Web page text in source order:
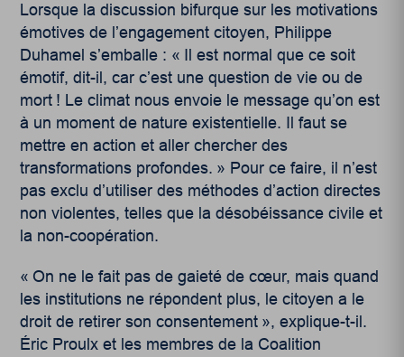
Lorsque la discussion bifurque sur les motivations
émotives de l’engagement citoyen, Philippe
Duhamel s’emballe : « Il est normal que ce soit
émotif, dit-il, car c’est une question de vie ou de
mort ! Le climat nous envoie le message qu’on est
à un moment de nature existentielle. Il faut se
mettre en action et aller chercher des
transformations profondes. » Pour ce faire, il n’est
pas exclu d’utiliser des méthodes d’action directes
non violentes, telles que la désobéissance civile et
la non-coopération.
« On ne le fait pas de gaieté de cœur, mais quand
les institutions ne répondent plus, le citoyen a le
droit de retirer son consentement », explique-t-il.
Éric Proulx et les membres de la Coalition